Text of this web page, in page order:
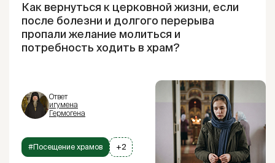
Как вернуться к церковной жизни, если
после болезни и долгого перерыва
пропали желание молиться и
потребность ходить в храм?
Ответ
игумена
Гермогена
#Посещение храмов +2